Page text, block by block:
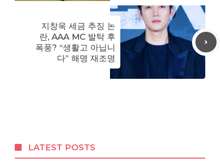
지창욱 세금 추징 논
란, AAA MC 발탁 후
폭풍? “생활고 아닙니
다” 해명 재조명
LATEST POSTS